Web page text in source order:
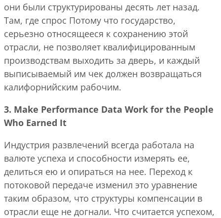
они были структурированы десять лет назад.
Там, где спрос Потому что государство,
серьезно относящееся к сохранению этой
отрасли, не позволяет квалифицированным
производствам выходить за дверь, и каждый
выписываемый им чек должен возвращаться
калифорнийским рабочим.
3. Make Performance Data Work for the People
Who Earned It
Индустрия развлечений всегда работала на
валюте успеха и способности измерять ее,
делиться ею и опираться на нее. Переход к
потоковой передаче изменил это уравнение
таким образом, что структуры компенсации в
отрасли еще не догнали. Что считается успехом,